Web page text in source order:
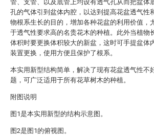
管、支管、以及底管上均设有透气孔从而把盆体
孔的气体引到盆体内腔，以达到提高花盆透气性
物根系生长的目的，增加各种花盆的利用价值，
于透气性要求高的名贵花木的种植。此外当植物
体积时要更换体积较大的新盆，这时可手提盆体
装置更换，使用方便且保护了根系。
本实用新型结构简单，解决了现有花盆透气性不
题，可广泛适用于所有花草树木的种植。
附图说明
图1是本实用新型的结构示意图。
图2是图1的俯视图。